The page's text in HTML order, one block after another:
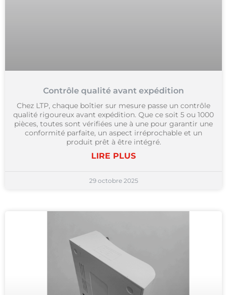
Contrôle qualité avant expédition
Chez LTP, chaque boîtier sur mesure passe un contrôle
qualité rigoureux avant expédition. Que ce soit 5 ou 1000
pièces, toutes sont vérifiées une à une pour garantir une
conformité parfaite, un aspect irréprochable et un
produit prêt à être intégré.
LIRE PLUS
29 octobre 2025